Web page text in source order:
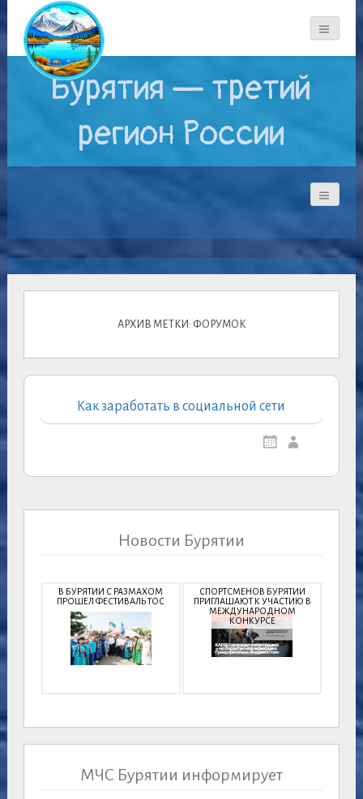
Бурятия — третий
регион России
АРХИВ МЕТКИ: ФОРУМОК
Как заработать в социальной сети
Новости Бурятии
В БУРЯТИИ С РАЗМАХОМ
ПРОШЕЛ ФЕСТИВАЛЬ ТОС
СПОРТСМЕНОВ БУРЯТИИ
ПРИГЛАШАЮТ К УЧАСТИЮ В
МЕЖДУНАРОДНОМ
КОНКУРСЕ
МЧС Бурятии информирует